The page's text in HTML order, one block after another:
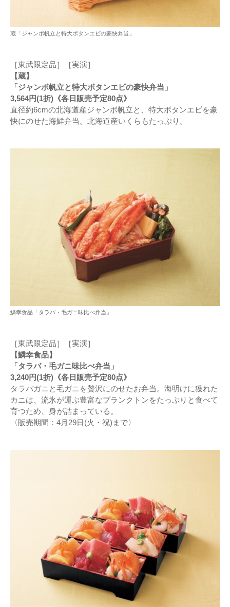
蔵「ジャンボ帆立と特大ボタンエビの豪快弁当」
［東武限定品］［実演］
【蔵】
「ジャンボ帆立と特大ボタンエビの豪快弁当」
3,564円(1折)《各日販売予定80点》
直径約6cmの北海道産ジャンボ帆立と、特大ボタンエビを豪
快にのせた海鮮弁当。北海道産いくらもたっぷり。
鱗幸食品「タラバ・毛ガニ味比べ弁当」
［東武限定品］［実演］
【鱗幸食品】
「タラバ・毛ガニ味比べ弁当」
3,240円(1折)《各日販売予定80点》
タラバガニと毛ガニを贅沢にのせたお弁当。海明けに獲れた
カニは、流氷が運ぶ豊富なプランクトンをたっぷりと食べて
育つため、身が詰まっている。
〈販売期間：4月29日(火・祝)まで〉